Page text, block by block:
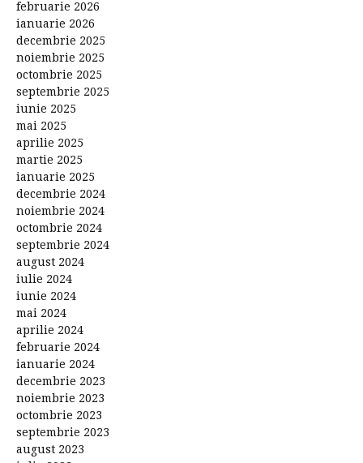
februarie 2026
ianuarie 2026
decembrie 2025
noiembrie 2025
octombrie 2025
septembrie 2025
iunie 2025
mai 2025
aprilie 2025
martie 2025
ianuarie 2025
decembrie 2024
noiembrie 2024
octombrie 2024
septembrie 2024
august 2024
iulie 2024
iunie 2024
mai 2024
aprilie 2024
februarie 2024
ianuarie 2024
decembrie 2023
noiembrie 2023
octombrie 2023
septembrie 2023
august 2023